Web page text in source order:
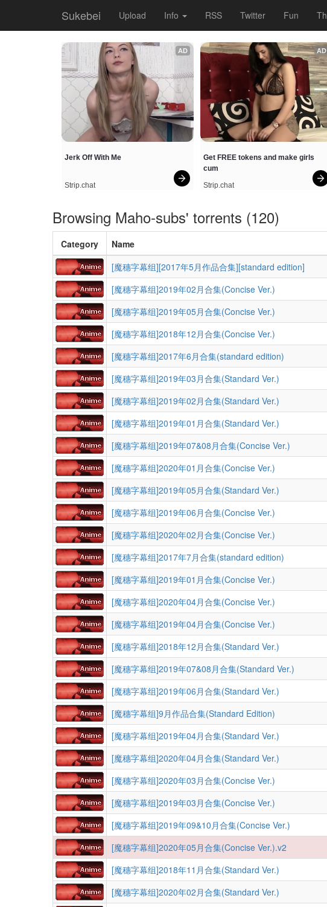
Sukebei Upload Info RSS Twitter Fun
AD
Jerk Off With Me
Strip.chat
AD
Get FREE tokens and make girls
cum
Strip.chat
Browsing Maho-subs' torrents (120)
Category Name
[魔穗字幕组][2017年5月作品合集][standard edition]
[魔穗字幕组]2019年02月合集(Concise Ver.)
[魔穗字幕组]2019年05月合集(Concise Ver.)
[魔穗字幕组]2018年12月合集(Concise Ver.)
[魔穗字幕组]2017年6月合集(standard edition)
[魔穗字幕组]2019年03月合集(Standard Ver.)
[魔穗字幕组]2019年02月合集(Standard Ver.)
[魔穗字幕组]2019年01月合集(Standard Ver.)
[魔穗字幕组]2019年07&08月合集(Concise Ver.)
[魔穗字幕组]2020年01月合集(Concise Ver.)
[魔穗字幕组]2019年05月合集(Standard Ver.)
[魔穗字幕组]2019年06月合集(Concise Ver.)
[魔穗字幕组]2020年02月合集(Concise Ver.)
[魔穗字幕组]2017年7月合集(standard edition)
[魔穗字幕组]2019年01月合集(Concise Ver.)
[魔穗字幕组]2020年04月合集(Concise Ver.)
[魔穗字幕组]2019年04月合集(Concise Ver.)
[魔穗字幕组]2018年12月合集(Standard Ver.)
[魔穗字幕组]2019年07&08月合集(Standard Ver.)
[魔穗字幕组]2019年06月合集(Standard Ver.)
[魔穗字幕组]9月作品合集(Standard Edition)
[魔穗字幕组]2019年04月合集(Standard Ver.)
[魔穗字幕组]2020年04月合集(Standard Ver.)
[魔穗字幕组]2020年03月合集(Concise Ver.)
[魔穗字幕组]2019年03月合集(Concise Ver.)
[魔穗字幕组]2019年09&10月合集(Concise Ver.)
[魔穗字幕组]2020年05月合集(Concise Ver.).v2
[魔穗字幕组]2018年11月合集(Standard Ver.)
[魔穗字幕组]2020年02月合集(Standard Ver.)